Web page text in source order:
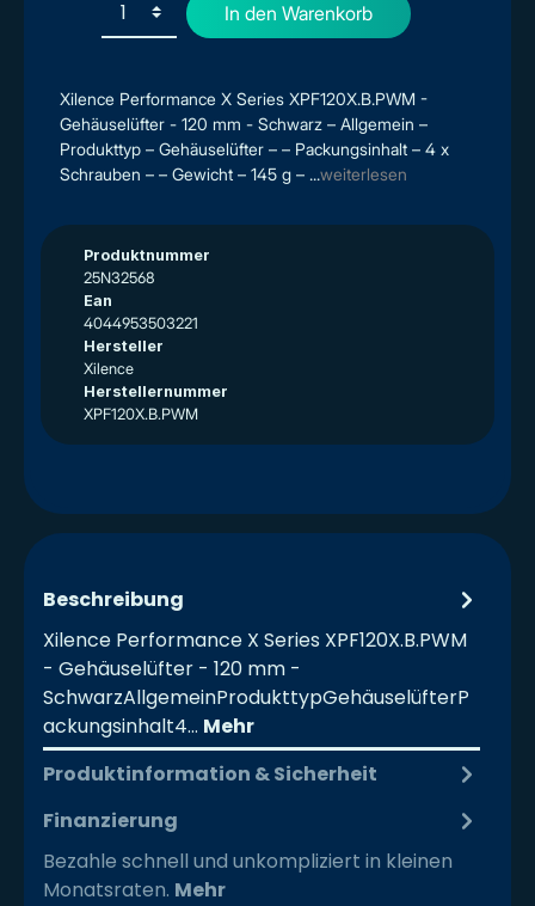
Xilence Performance X Series XPF120X.B.PWM -
Gehäuselüfter - 120 mm - Schwarz – Allgemein –
Produkttyp – Gehäuselüfter – – Packungsinhalt – 4 x
Schrauben – – Gewicht – 145 g – ...weiterlesen
Produktnummer
25N32568
Ean
4044953503221
Hersteller
Xilence
Herstellernummer
XPF120X.B.PWM
In den Warenkorb
Beschreibung
Xilence Performance X Series XPF120X.B.PWM
- Gehäuselüfter - 120 mm -
SchwarzAllgemeinProdukttypGehäuselüfterP
ackungsinhalt4… Mehr
Produktinformation & Sicherheit
Finanzierung
Bezahle schnell und unkompliziert in kleinen
Monatsraten. Mehr